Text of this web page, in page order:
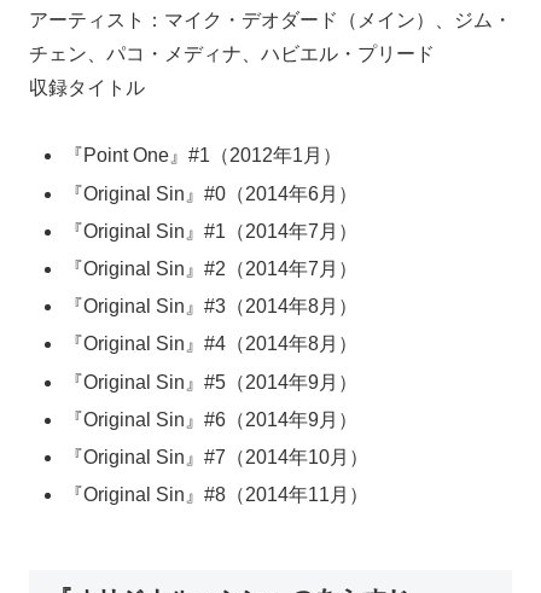
アーティスト：マイク・デオダード（メイン）、ジム・
チェン、パコ・メディナ、ハビエル・プリード
収録タイトル
『Point One』#1（2012年1月）
『Original Sin』#0（2014年6月）
『Original Sin』#1（2014年7月）
『Original Sin』#2（2014年7月）
『Original Sin』#3（2014年8月）
『Original Sin』#4（2014年8月）
『Original Sin』#5（2014年9月）
『Original Sin』#6（2014年9月）
『Original Sin』#7（2014年10月）
『Original Sin』#8（2014年11月）